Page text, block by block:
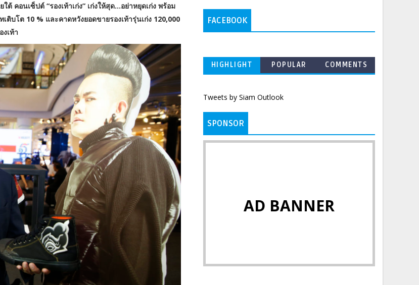
คอนเซ็ปต์ “รองเท้าเก่ง” เก่งให้สุด…อย่าหยุดเก่ง พร้อม
ติบโต 10 % และคาดหวังยอดขายรองเท้ารุ่นเก่ง 120,000
เท้า
FACEBOOK
HIGHLIGHT POPULAR COMMENTS
Tweets by Siam Outlook
SPONSOR
AD BANNER